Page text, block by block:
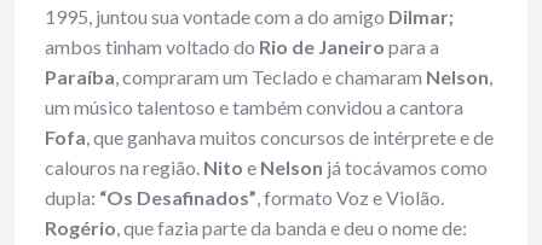
1995, juntou sua vontade com a do amigo Dilmar;
ambos tinham voltado do Rio de Janeiro para a
Paraíba, compraram um Teclado e chamaram Nelson,
um músico talentoso e também convidou a cantora
Fofa, que ganhava muitos concursos de intérprete e de
calouros na região. Nito e Nelson já tocávamos como
dupla: “Os Desafinados”, formato Voz e Violão.
Rogério, que fazia parte da banda e deu o nome de: